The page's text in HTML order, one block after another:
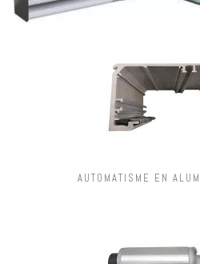
AUTOMATISME EN